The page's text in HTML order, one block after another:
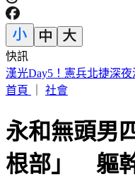
快訊
白海豚雨彈狂甩！12縣
首頁
社會
永和無頭男
根部」 軀